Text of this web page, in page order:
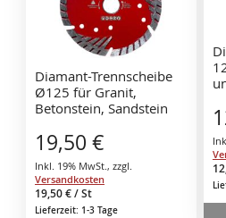
Diamant-Trennscheibe
Ø125 für Granit,
Betonstein, Sandstein
19,50 €
Inkl. 19% MwSt. , zzgl.
Versandkosten
19,50 €/ St
Lieferzeit: 1-3 Tage